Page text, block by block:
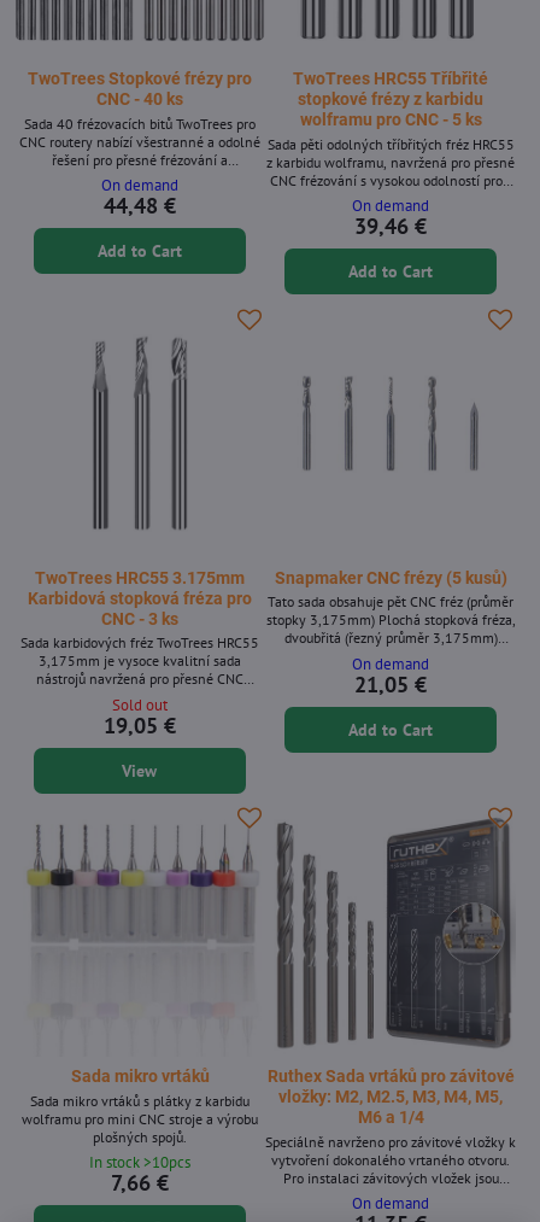
TwoTrees Stopkové frézy pro
CNC - 40 ks
Sada 40 frézovacích bitů TwoTrees pro
CNC routery nabízí všestranné a odolné
řešení pro přesné frézování a
gravírování. Tyto bity, vyrobené z
ultrajemného zrnitého slinutého karbidu,
poskytují čisté výsledky bez otřepů na
široké škále materiálů. Ať už jste
profesionál nebo kutil, tato komplexní
sada je navržena tak, aby vylepšila vaše
On demand
44,48 €
Add to Cart
TwoTrees HRC55 Tříbřité
stopkové frézy z karbidu
wolframu pro CNC - 5 ks
Sada pěti odolných tříbřitých fréz HRC55
z karbidu wolframu, navržená pro přesné
CNC frézování s vysokou odolností proti
opotřebení a hladkým řezným výkonem.
Klíčové vlastnosti - Konstrukce z karbidu
wolframu s tvrdostí HRC55 - Tříbřitá
geometrie pro hladký řez a kvalitní
povrchovou úpravu - Vysoká odolnost
proti opotřebení a rozměrová přesnost -
Vhodné pro univerzální CNC frézování -...
On demand
39,46 €
Add to Cart
TwoTrees HRC55 3.175mm
Karbidová stopková fréza pro
CNC - 3 ks
Sada karbidových fréz TwoTrees HRC55
3,175mm je vysoce kvalitní sada
nástrojů navržená pro přesné CNC
obrábění. Vyrobeny z odolného karbidu
wolframu s tvrdostí HRC55, tyto frézy
zajišťují dlouhotrvající výkon a přesné
řezné schopnosti. Klíčové vlastnosti *
Sada obsahuje tři frézy s průměrem
stopky 3,175 mm (1/8 palce). * Vyrobeno
z karbidu wolframu pro zvýšenou
odolnost a odolnost proti...
Sold out
19,05 €
View
Snapmaker CNC frézy (5 kusů)
Tato sada obsahuje pět CNC fréz (průměr
stopky 3,175mm) Plochá stopková fréza,
dvoubřitá (řezný průměr 3,175mm)
Plochá stopková fréza, jednobřitá (řezný
průměr 3,175mm) Plochá stopková
fréza, jednobřitá (řezný průměr 1,5mm)
V-fréza s kulovým hrotem (rycí fréza na
dřevo) Rycí V-fréza
On demand
21,05 €
Add to Cart
Sada mikro vrtáků
Sada mikro vrtáků s plátky z karbidu
wolframu pro mini CNC stroje a výrobu
plošných spojů.
In stock >10pcs
7,66 €
Ruthex Sada vrtáků pro závitové
vložky: M2, M2.5, M3, M4, M5,
M6 a 1/4
Speciálně navrženo pro závitové vložky k
vytvoření dokonalého vrtaného otvoru.
Pro instalaci závitových vložek jsou
zapotřebí vrtáky odpovídající velikosti.
Běžné sady vrtáků tyto specifické
On demand